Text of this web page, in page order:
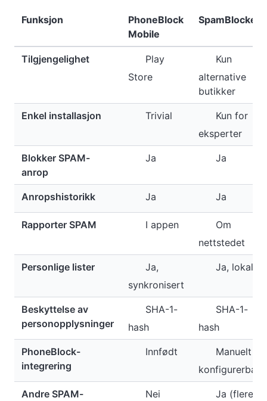
Funksjon
PhoneBlock
Mobile
SpamBlocker
Tilgjengelighet
Play
Store
Kun
alternative
butikker
Enkel installasjon Trivial
Kun for
eksperter
Blokker SPAM-
anrop
Ja Ja
Anropshistorikk Ja Ja
Rapporter SPAM I appen
Om
nettstedet
Personlige lister
Ja,
synkronisert
Ja, lokal
Beskyttelse av
personopplysninger
SHA-1-
hash
SHA-1-
hash
PhoneBlock-
integrering
Innfødt
Manuelt
konfigurerbar
Andre SPAM-
Nei Ja (flere)